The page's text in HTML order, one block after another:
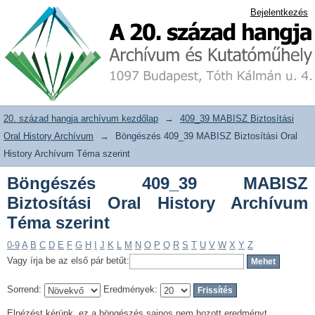
Böngészés 409_39 MABISZ Biztosítási
Oral History Archívum Téma szerint
20. század hangja archívum adattár Bejelentkezés
20. század hangja archívum kezdőlap →
409_39 MABISZ Biztosítási
Oral History Archívum
→
Böngészés 409_39 MABISZ Biztosítási Oral
History Archívum Téma szerint
Böngészés 409_39 MABISZ
Biztosítási Oral History Archívum
Téma szerint
0-9 A B C D E F G H J K L M N O P Q R S T U V W X Y Z
Vagy írja be az első pár betűt:
Sorrend: Eredmények: